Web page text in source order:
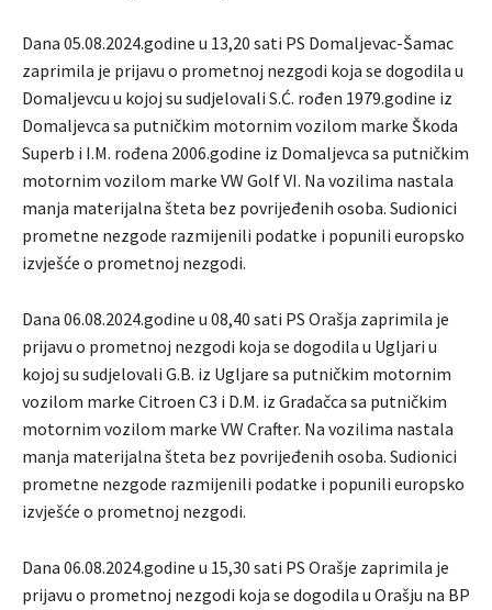
Dana 05.08.2024.godine u 13,20 sati PS Domaljevac-Šamac
zaprimila je prijavu o prometnoj nezgodi koja se dogodila u
Domaljevcu u kojoj su sudjelovali S.Ć. rođen 1979.godine iz
Domaljevca sa putničkim motornim vozilom marke Škoda
Superb i I.M. rođena 2006.godine iz Domaljevca sa putničkim
motornim vozilom marke VW Golf VI. Na vozilima nastala
manja materijalna šteta bez povrijeđenih osoba. Sudionici
prometne nezgode razmijenili podatke i popunili europsko
izvješće o prometnoj nezgodi.
Dana 06.08.2024.godine u 08,40 sati PS Orašja zaprimila je
prijavu o prometnoj nezgodi koja se dogodila u Ugljari u
kojoj su sudjelovali G.B. iz Ugljare sa putničkim motornim
vozilom marke Citroen C3 i D.M. iz Gradačca sa putničkim
motornim vozilom marke VW Crafter. Na vozilima nastala
manja materijalna šteta bez povrijeđenih osoba. Sudionici
prometne nezgode razmijenili podatke i popunili europsko
izvješće o prometnoj nezgodi.
Dana 06.08.2024.godine u 15,30 sati PS Orašje zaprimila je
prijavu o prometnoj nezgodi koja se dogodila u Orašju na BP